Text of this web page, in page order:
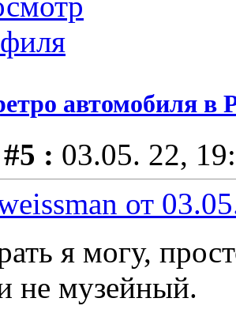
автомобиля
: 03.05. 22,
от
я могу,
не музейный.